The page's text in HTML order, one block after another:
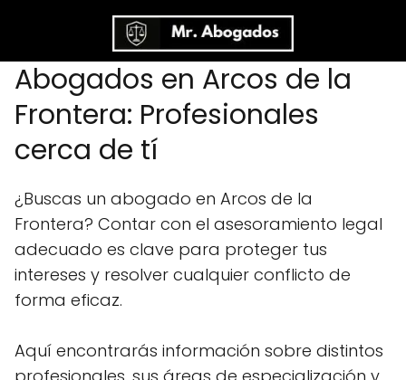
Abogados en Arcos de la
Frontera: Profesionales
cerca de tí
¿Buscas un abogado en Arcos de la
Frontera? Contar con el asesoramiento legal
adecuado es clave para proteger tus
intereses y resolver cualquier conflicto de
forma eficaz.
Aquí encontrarás información sobre distintos